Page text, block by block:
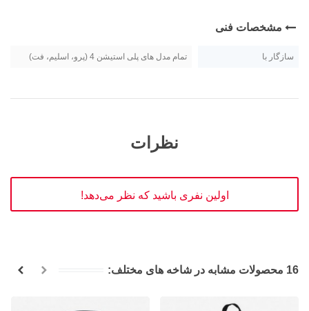
مشخصات فنی
سازگار با تمام مدل های پلی استیشن 4 (پرو، اسلیم، فت)
نظرات
اولین نفری باشید که نظر می‌دهد!
16 محصولات مشابه در شاخه های مختلف: